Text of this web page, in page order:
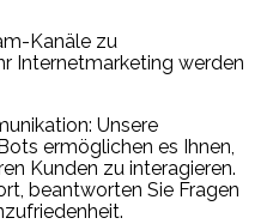
Kanäle zu
Internetmarketing werden
Unsere
ermöglichen es Ihnen,
Kunden zu interagieren.
beantworten Sie Fragen